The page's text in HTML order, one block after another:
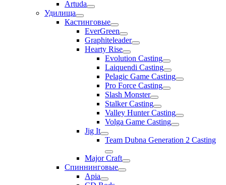
Artuda
Удилища
Кастинговые
EverGreen
Graphiteleader
Hearty Rise
Evolution Casting
Laiquendi Casting
Pelagic Game Casting
Pro Force Casting
Slash Monster
Stalker Casting
Valley Hunter Casting
Volga Game Casting
Jig It
Team Dubna Generation 2 Casting
Major Craft
Спиннинговые
Apia